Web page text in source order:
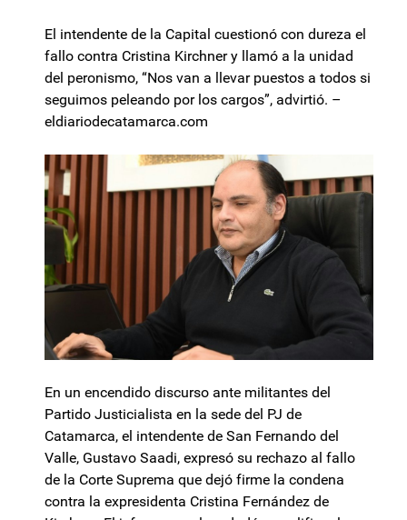
El intendente de la Capital cuestionó con dureza el
fallo contra Cristina Kirchner y llamó a la unidad
del peronismo, “Nos van a llevar puestos a todos si
seguimos peleando por los cargos”, advirtió. –
eldiariodecatamarca.com
En un encendido discurso ante militantes del
Partido Justicialista en la sede del PJ de
Catamarca, el intendente de San Fernando del
Valle, Gustavo Saadi, expresó su rechazo al fallo
de la Corte Suprema que dejó firme la condena
contra la expresidenta Cristina Fernández de